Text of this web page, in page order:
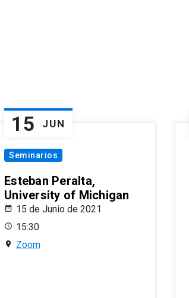
15 JUN
Seminarios
Esteban Peralta,
University of Michigan
15 de Junio de 2021
15:30
Zoom